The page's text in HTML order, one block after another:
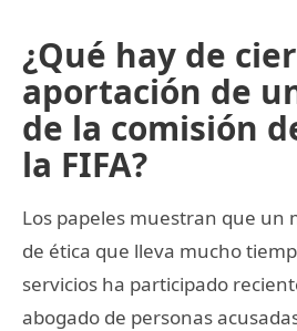
¿Qué hay de
aportación de
de la comisión
la FIFA?
Los papeles muestran que un
de ética que lleva mucho
servicios ha participado
abogado de personas